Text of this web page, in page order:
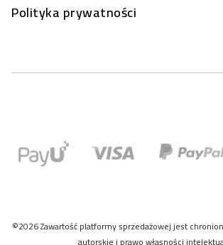
Polityka prywatności
©2026 Zawartość platformy sprzedażowej jest